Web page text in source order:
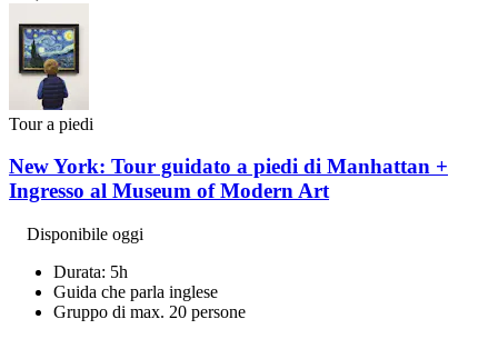
Tour a piedi
New York: Tour guidato a piedi di Manhattan +
Ingresso al Museum of Modern Art
Disponibile oggi
Durata: 5h
Guida che parla inglese
Gruppo di max. 20 persone